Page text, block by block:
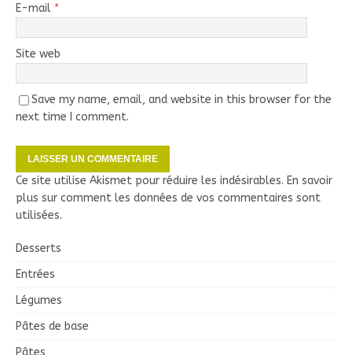
E-mail *
Site web
Save my name, email, and website in this browser for the
next time I comment.
Ce site utilise Akismet pour réduire les indésirables. En savoir
plus sur comment les données de vos commentaires sont
utilisées.
Desserts
Entrées
Légumes
Pâtes de base
Pâtes